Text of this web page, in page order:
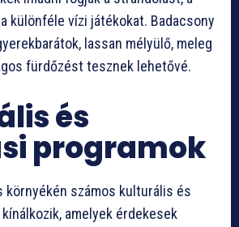
különféle vízi játékokat. Badacsony
lassan mélyülő, meleg
fürdőzést tesznek lehetővé.
és
programok
környékén számos kulturális és
amelyek érdekesek